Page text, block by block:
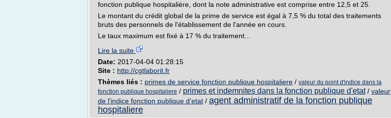
fonction publique hospitalière, dont la note administrative est comprise entre 12,5 et 25.
Le montant du crédit global de la prime de service est égal à 7,5 % du total des traitements
bruts des personnels de l'établissement de l'année en cours.
Le taux maximum est fixé à 17 % du traitement...
Lire la suite
Date: 2017-04-04 01:28:15
Site : http://cgtlaborit.fr
Thèmes liés : primes de service fonction publique hospitaliere / valeur du point d'indice dans la
fonction publique hospitaliere / primes et indemnites dans la fonction publique d'etat/ valeur
de l'indice fonction publique d'etat / agent administratif de la fonction publique
hospitaliere